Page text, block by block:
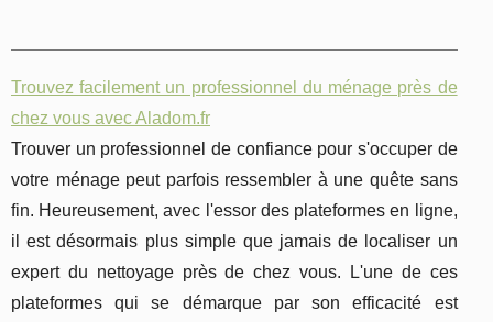
Trouvez facilement un professionnel du ménage près de
chez vous avec Aladom.fr
Trouver un professionnel de confiance pour s'occuper de
votre ménage peut parfois ressembler à une quête sans
fin. Heureusement, avec l'essor des plateformes en ligne,
il est désormais plus simple que jamais de localiser un
expert du nettoyage près de chez vous. L'une de ces
plateformes qui se démarque par son efficacité est